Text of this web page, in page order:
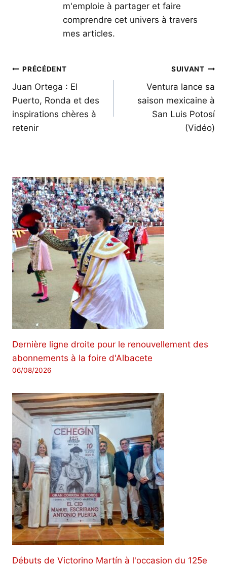
m'emploie à partager et faire
comprendre cet univers à travers
mes articles.
Navigation
de
l’article
PRÉCÉDENT
Juan Ortega : El
Puerto, Ronda et des
inspirations chères à
retenir
SUIVANT
Ventura lance sa
saison mexicaine à
San Luis Potosí
(Vidéo)
Dernière ligne droite pour le renouvellement des
abonnements à la foire d'Albacete
06/08/2026
Débuts de Victorino Martín à l'occasion du 125e